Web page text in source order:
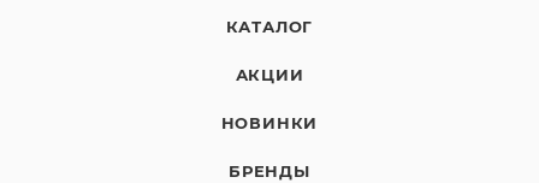
КАТАЛОГ
АКЦИИ
НОВИНКИ
БРЕНДЫ